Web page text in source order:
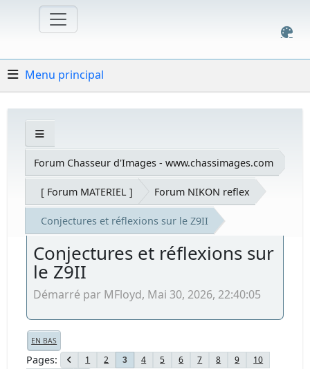
Menu principal
Forum Chasseur d'Images - www.chassimages.com
[ Forum MATERIEL ] Forum NIKON reflex
Conjectures et réflexions sur le Z9II
Conjectures et réflexions sur
le Z9II
Démarré par MFloyd, Mai 30, 2026, 22:40:05
EN BAS
Pages 1 2 3 4 5 6 7 8 9
10